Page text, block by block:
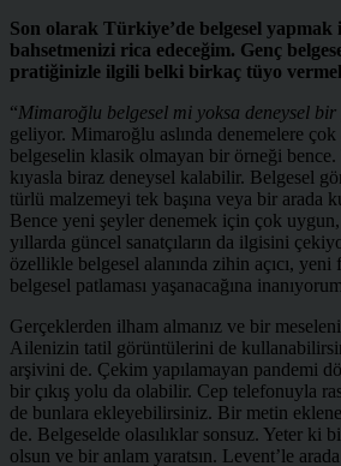
Son olarak Türkiye’de belgesel
bahsetmenizi rica edeceğim. Genç
pratiğinizle ilgili belki birkaç tüyo
“Mimaroğlu belgesel mi yoksa deneysel
geliyor. Mimaroğlu aslında denemelere çok
belgeselin klasik olmayan bir örneği
kıyasla biraz deneysel kalabilir. Belgesel
türlü malzemeyi tek başına veya bir arada
Bence yeni şeyler denemek için çok
yıllarda güncel sanatçıların da ilgisini
özellikle belgesel alanında zihin açıcı,
belgesel patlaması yaşanacağına
Gerçeklerden ilham almanız ve bir
Ailenizin tatil görüntülerini de
arşivini de. Çekim yapılamayan pandemi
bir çıkış yolu da olabilir. Cep telefonuyla
de bunlara ekleyebilirsiniz. Bir metin
de. Belgeselde olasılıklar sonsuz. Yeter ki
olsun ve bir anlam yaratsın. Levent’le